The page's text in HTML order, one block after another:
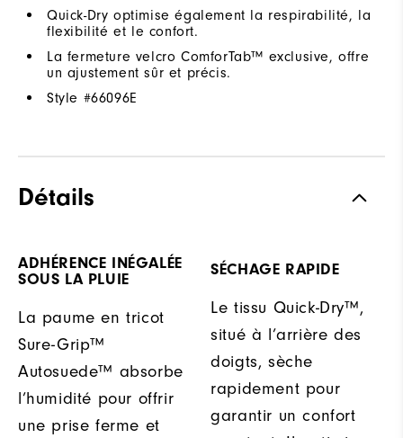
Quick-Dry optimise également la respirabilité, la
flexibilité et le confort.
La fermeture velcro ComforTab™ exclusive, offre
un ajustement sûr et précis.
Style #66096E
Détails
ADHÉRENCE INÉGALÉE
SOUS LA PLUIE
La paume en tricot
Sure-Grip™
Autosuede™ absorbe
l’humidité pour offrir
une prise ferme et
SÉCHAGE RAPIDE
Le tissu Quick-Dry™,
situé à l’arrière des
doigts, sèche
rapidement pour
garantir un confort